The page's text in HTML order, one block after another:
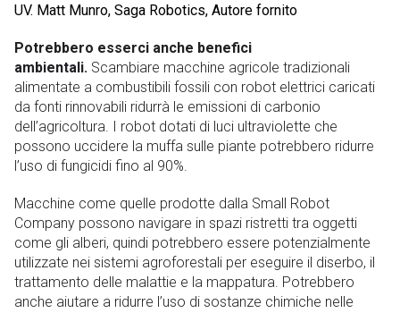
UV. Matt Munro, Saga Robotics, Autore fornito
Potrebbero esserci anche benefici
ambientali. Scambiare macchine agricole tradizionali
alimentate a combustibili fossili con robot elettrici caricati
da fonti rinnovabili ridurrà le emissioni di carbonio
dell’agricoltura. I robot dotati di luci ultraviolette che
possono uccidere la muffa sulle piante potrebbero ridurre
l’uso di fungicidi fino al 90%.
Macchine come quelle prodotte dalla Small Robot
Company possono navigare in spazi ristretti tra oggetti
come gli alberi, quindi potrebbero essere potenzialmente
utilizzate nei sistemi agroforestali per eseguire il diserbo, il
trattamento delle malattie e la mappatura. Potrebbero
anche aiutare a ridurre l’uso di sostanze chimiche nelle